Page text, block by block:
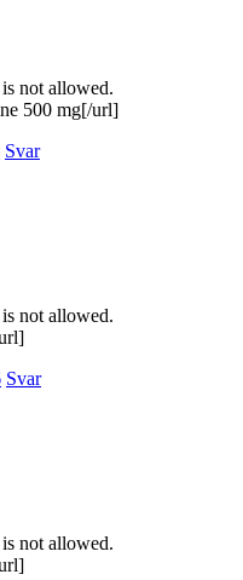
not allowed.
500 mg[/url]
Svar
not allowed.
Svar
not allowed.